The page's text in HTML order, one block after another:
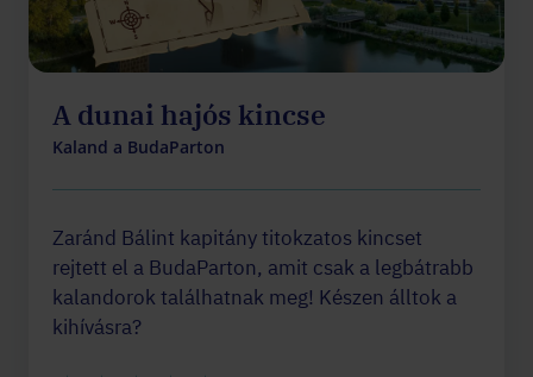
A dunai hajós kincse
Kaland a BudaParton
Zaránd Bálint kapitány titokzatos kincset
rejtett el a BudaParton, amit csak a legbátrabb
kalandorok találhatnak meg! Készen álltok a
kihívásra?